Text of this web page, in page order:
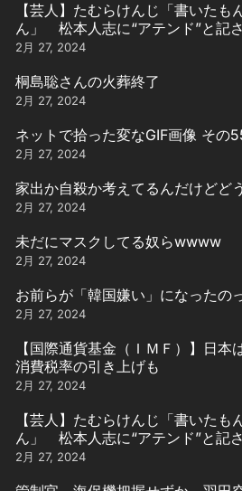
【芸人】たむらけんじ「書いたも
ん」 松本人志に“アテンド”と記
用
2月 27, 2024
桐島聡さんの火葬終了
2月 27, 2024
ネットで拾った変なGIF画像 その
2月 27, 2024
家出か自殺か考えてるんだけどど
2月 27, 2024
未だにマスクしてる奴らwwww
2月 27, 2024
お前らが「韓国嫌い」になったの
2月 27, 2024
【国際通貨基金（ＩＭＦ）】日本
消費税率の引き上げも
2月 27, 2024
【芸人】たむらけんじ「書いたも
ん」 松本人志に“アテンド”と記
用
2月 27, 2024